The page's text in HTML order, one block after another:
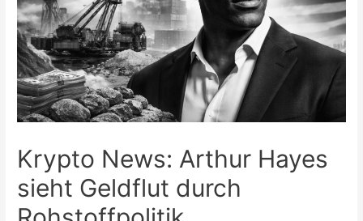
Krypto News: Arthur Hayes
sieht Geldflut durch